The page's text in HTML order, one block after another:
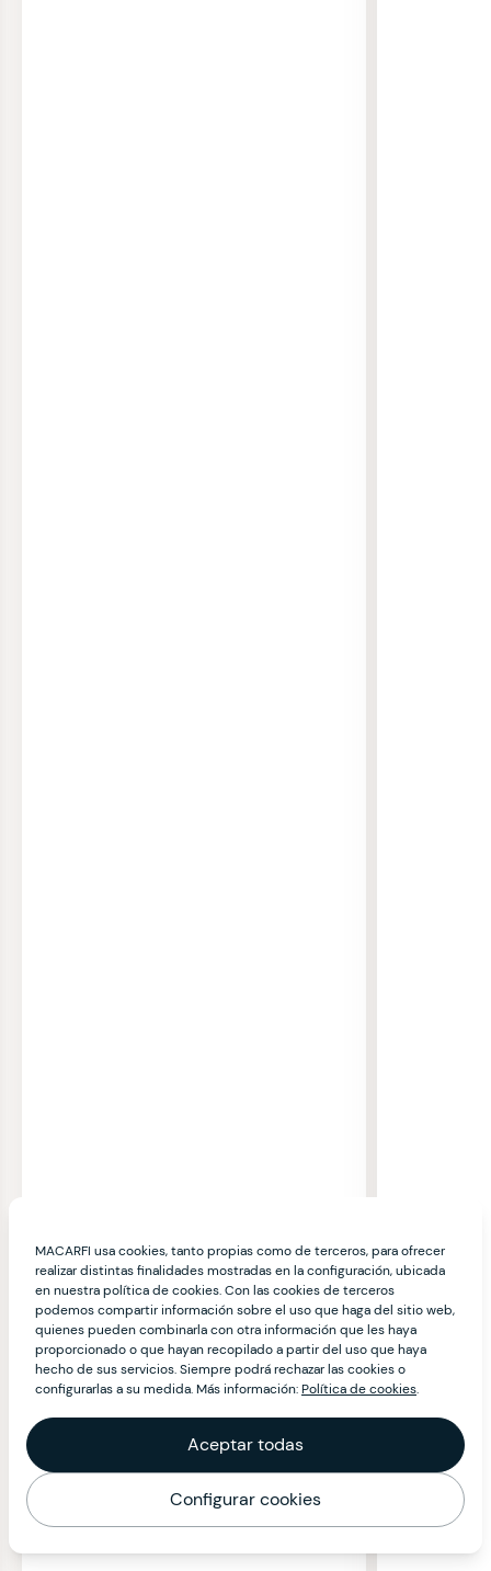
MACARFI usa cookies, tanto propias como de terceros, para ofrecer
realizar distintas finalidades mostradas en la configuración, ubicada
en nuestra política de cookies. Con las cookies de terceros
podemos compartir información sobre el uso que haga del sitio web,
quienes pueden combinarla con otra información que les haya
proporcionado o que hayan recopilado a partir del uso que haya
hecho de sus servicios. Siempre podrá rechazar las cookies o
configurarlas a su medida. Más información:Política de cookies.
Aceptar todas
Configurar cookies